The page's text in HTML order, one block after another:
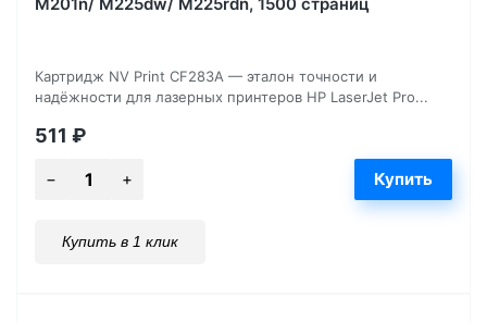
Картридж NV Print CF283A — эталон точности и
надёжности для лазерных принтеров HP LaserJet Pro...
511 ₽
Купить в 1 клик